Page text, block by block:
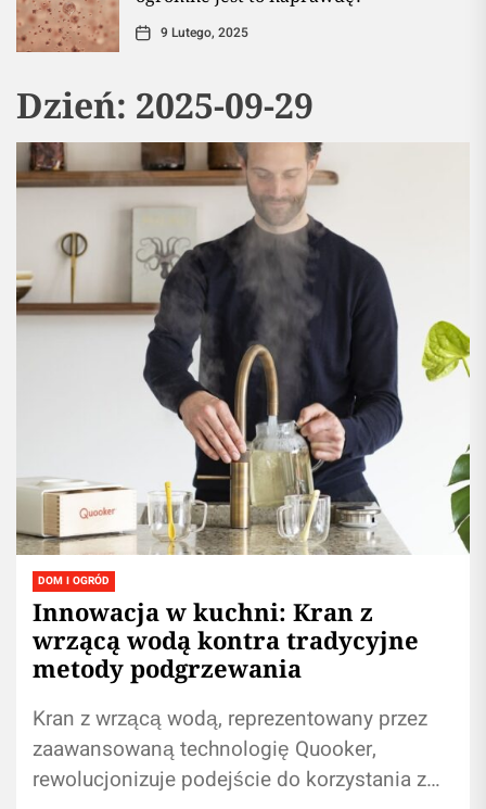
9 Lutego, 2025
Dzień: 2025-09-29
DOM I OGRÓD
Innowacja w kuchni: Kran z
wrzącą wodą kontra tradycyjne
metody podgrzewania
Kran z wrzącą wodą, reprezentowany przez
zaawansowaną technologię Quooker,
rewolucjonizuje podejście do korzystania z